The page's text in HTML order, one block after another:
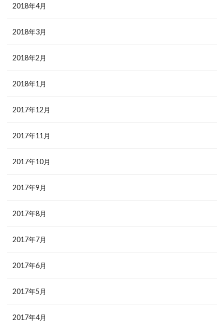
2018年4月
2018年3月
2018年2月
2018年1月
2017年12月
2017年11月
2017年10月
2017年9月
2017年8月
2017年7月
2017年6月
2017年5月
2017年4月